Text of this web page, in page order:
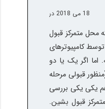
18 می 2018 در
محل متمرکز قبول
کامپیوترهای
اگر یک یا دو
قبولی مرحله
یکی یکی بررسی
قبول بشین.